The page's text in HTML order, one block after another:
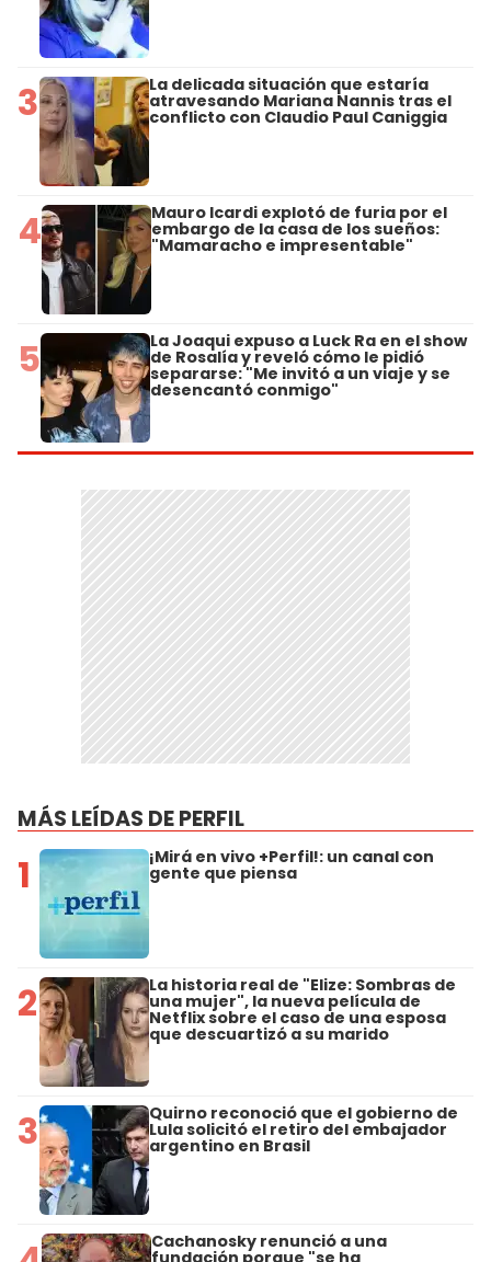
3 La delicada situación que estaría
atravesando Mariana Nannis tras el
conflicto con Claudio Paul Caniggia
4 Mauro Icardi explotó de furia por el
embargo de la casa de los sueños:
"Mamaracho e impresentable"
5 La Joaqui expuso a Luck Ra en el show
de Rosalía y reveló cómo le pidió
separarse: "Me invitó a un viaje y se
desencantó conmigo"
MÁS LEÍDAS DE PERFIL
1 ¡Mirá en vivo +Perfil!: un canal con
gente que piensa
2 La historia real de "Elize: Sombras de
una mujer", la nueva película de
Netflix sobre el caso de una esposa
que descuartizó a su marido
3 Quirno reconoció que el gobierno de
Lula solicitó el retiro del embajador
argentino en Brasil
Cachanosky renunció a una